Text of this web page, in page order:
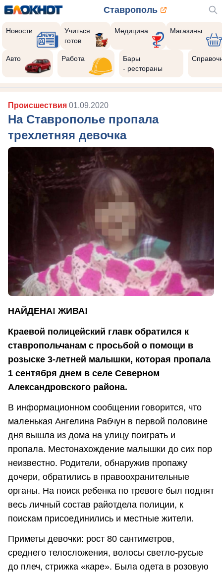
Ставрополь
Новости
Учиться
готов
Медицина Магазины
Авто Работа
Бары
- рестораны
Происшествия 01.09.2020
На Ставрополье пропала
трехлетняя девочка
НАЙДЕНА! ЖИВА!
Краевой полицейский главк обратился к
ставропольчанам с просьбой о помощи в
розыске 3-летней малышки, которая пропала
1 сентября днем в селе Северном
Александровского района.
В информационном сообщении говорится, что
маленькая Ангелина Рабчун в первой половине
дня вышла из дома на улицу поиграть и
пропала. Местонахождение малышки до сих пор
неизвестно. Родители, обнаружив пропажу
дочери, обратились в правоохранительные
органы. На поиск ребенка по тревоге был поднят
весь личный состав райотдела полиции, к
поискам присоединились и местные жители.
Приметы девочки: рост 80 сантиметров,
среднего телосложения, волосы светло-русые
до плеч, стрижка «каре». Была одета в розовую